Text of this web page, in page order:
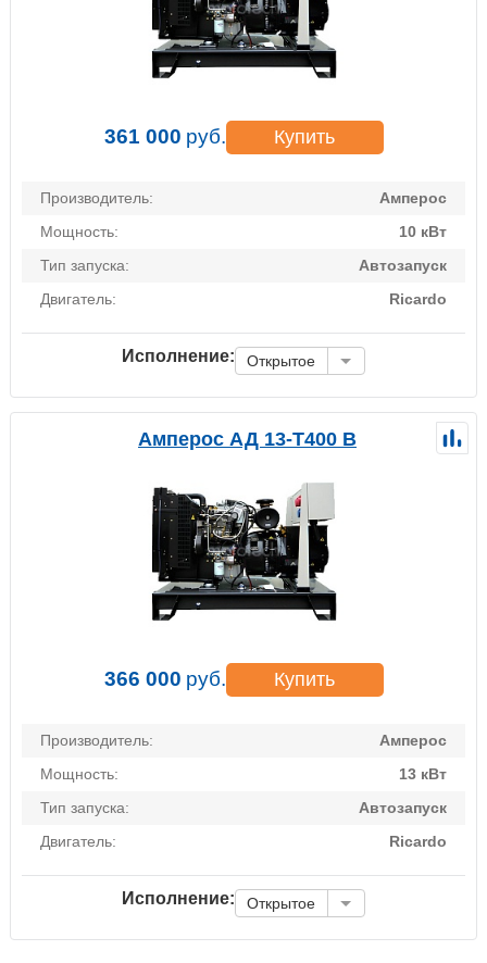
361 000 руб. Купить
Производитель:
Амперос
Мощность:
10 кВт
Тип запуска:
Автозапуск
Двигатель:
Ricardo
Исполнение: Открытое
Амперос АД 13-Т400 B
366 000 руб. Купить
Производитель:
Амперос
Мощность:
13 кВт
Тип запуска:
Автозапуск
Двигатель:
Ricardo
Исполнение: Открытое